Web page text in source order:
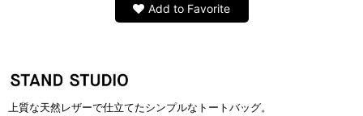
Add to Favorite
上質な天然レザーで仕立てたシンプルなトートバッグ。